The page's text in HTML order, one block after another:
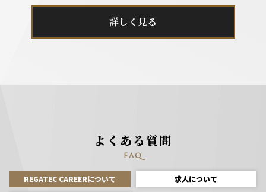
詳しく見る
よくある質問
FAQ
REGATEC CAREERについて 求人について